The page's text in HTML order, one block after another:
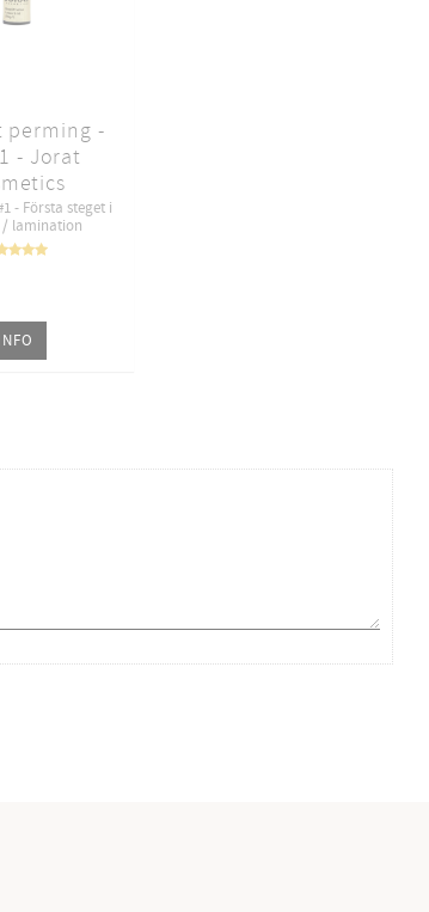
perming -
- Jorat
- Första steget i
lamination